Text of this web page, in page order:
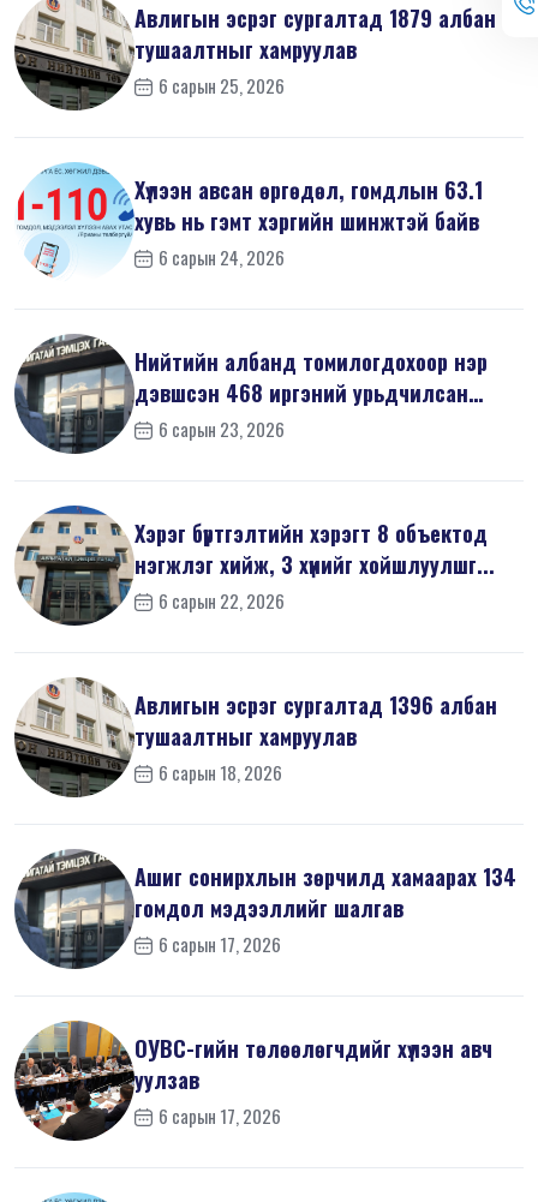
Авлигын эсрэг сургалтад 1879 албан
тушаалтныг хамруулав
6 сарын 25, 2026
Хүлээн авсан өргөдөл, гомдлын 63.1
хувь нь гэмт хэргийн шинжтэй байв
6 сарын 24, 2026
Нийтийн албанд томилогдохоор нэр
дэвшсэн 468 иргэний урьдчилсан
мэдүүл...
6 сарын 23, 2026
Хэрэг бүртгэлтийн хэрэгт 8 объектод
нэгжлэг хийж, 3 хүнийг хойшлуулшг...
6 сарын 22, 2026
Авлигын эсрэг сургалтад 1396 албан
тушаалтныг хамруулав
6 сарын 18, 2026
Ашиг сонирхлын зөрчилд хамаарах 134
гомдол мэдээллийг шалгав
6 сарын 17, 2026
ОУВС-гийн төлөөлөгчдийг хүлээн авч
уулзав
6 сарын 17, 2026